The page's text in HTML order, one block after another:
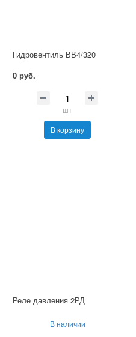
Гидровентиль ВВ4/320
0 руб.
шт
В корзину
Реле давления 2РД
В наличии